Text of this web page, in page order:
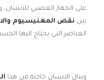
على الجهاز العصبي
بين نقص المغنيسيوم
العناصر التي يحتاج اليها
وينال الانسان حاجته من هذا